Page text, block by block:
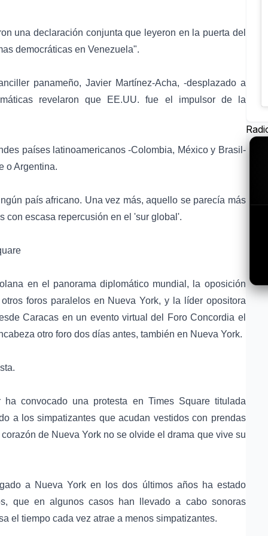
una declaración conjunta que leyeron en la puerta del
democráticas en Venezuela".
panameño, Javier Martínez-Acha, -desplazado a
revelaron que EE.UU. fue el impulsor de la
países latinoamericanos -Colombia, México y Brasil-
o Argentina.
país africano. Una vez más, aquello se parecía más
con escasa repercusión en el 'sur global'.
en el panorama diplomático mundial, la oposición
foros paralelos en Nueva York, y la líder opositora
Caracas en un evento virtual del Foro Concordia el
otro foro dos días antes, también en Nueva York.
convocado una protesta en Times Square titulada
a los simpatizantes que acudan vestidos con prendas
de Nueva York no se olvide el drama que vive su
a Nueva York en los dos últimos años ha estado
que en algunos casos han llevado a cabo sonoras
el tiempo cada vez atrae a menos simpatizantes.